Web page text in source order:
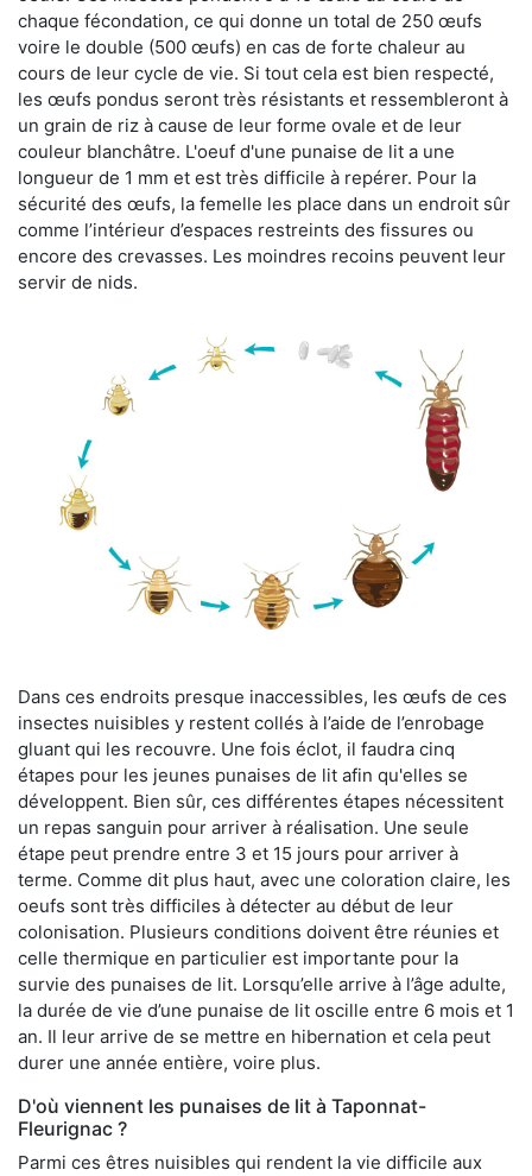
chaque fécondation, ce qui donne un total de 250 œufs
voire le double (500 œufs) en cas de forte chaleur au
cours de leur cycle de vie. Si tout cela est bien respecté,
les œufs pondus seront très résistants et ressembleront à
un grain de riz à cause de leur forme ovale et de leur
couleur blanchâtre. L'oeuf d'une punaise de lit a une
longueur de 1 mm et est très difficile à repérer. Pour la
sécurité des œufs, la femelle les place dans un endroit sûr
comme l’intérieur d’espaces restreints des fissures ou
encore des crevasses. Les moindres recoins peuvent leur
servir de nids.
Dans ces endroits presque inaccessibles, les œufs de ces
insectes nuisibles y restent collés à l’aide de l’enrobage
gluant qui les recouvre. Une fois éclot, il faudra cinq
étapes pour les jeunes punaises de lit afin qu'elles se
développent. Bien sûr, ces différentes étapes nécessitent
un repas sanguin pour arriver à réalisation. Une seule
étape peut prendre entre 3 et 15 jours pour arriver à
terme. Comme dit plus haut, avec une coloration claire, les
oeufs sont très difficiles à détecter au début de leur
colonisation. Plusieurs conditions doivent être réunies et
celle thermique en particulier est importante pour la
survie des punaises de lit. Lorsqu’elle arrive à l’âge adulte,
la durée de vie d’une punaise de lit oscille entre 6 mois et 1
an. Il leur arrive de se mettre en hibernation et cela peut
durer une année entière, voire plus.
D'où viennent les punaises de lit à Taponnat-
Fleurignac ?
Parmi ces êtres nuisibles qui rendent la vie difficile aux